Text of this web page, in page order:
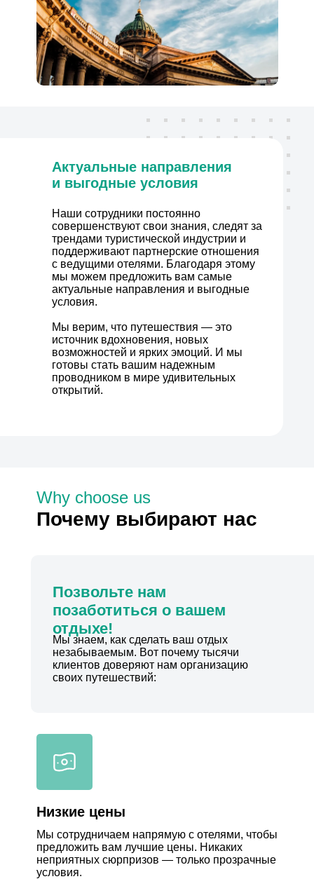
Наши сотрудники постоянно
совершенствуют свои знания, следят за
трендами туристической индустрии и
поддерживают партнерские отношения
с ведущими отелями. Благодаря этому
мы можем предложить вам самые
актуальные направления и выгодные
условия.
Мы верим, что путешествия — это
источник вдохновения, новых
возможностей и ярких эмоций. И мы
готовы стать вашим надежным
проводником в мире удивительных
открытий.
Актуальные направления
и выгодные условия
Why choose us
Почему выбирают нас
Позвольте нам
позаботиться о вашем
отдыхе!
Мы знаем, как сделать ваш отдых
незабываемым. Вот почему тысячи
клиентов доверяют нам организацию
своих путешествий:
Низкие цены
Мы сотрудничаем напрямую с отелями, чтобы
предложить вам лучшие цены. Никаких
неприятных сюрпризов — только прозрачные
условия.